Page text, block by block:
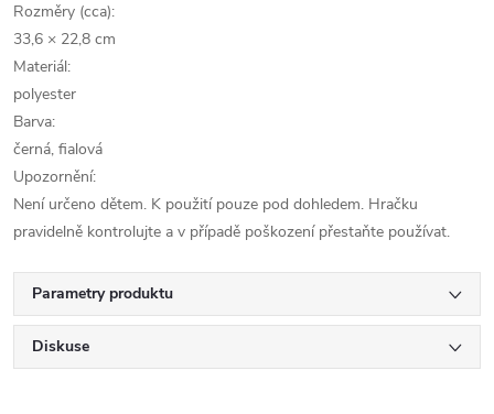
Rozměry (cca):
33,6 × 22,8 cm
Materiál:
polyester
Barva:
černá, fialová
Upozornění:
Není určeno dětem. K použití pouze pod dohledem. Hračku
pravidelně kontrolujte a v případě poškození přestaňte používat.
Parametry produktu
Diskuse